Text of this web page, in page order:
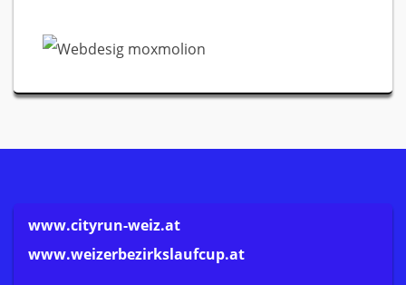
www.cityrun-weiz.at
www.weizerbezirkslaufcup.at